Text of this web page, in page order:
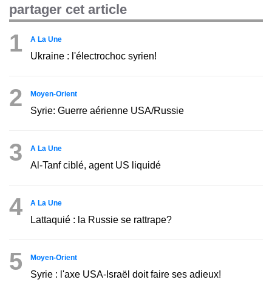
partager cet article
1 A La Une
Ukraine : l'électrochoc syrien!
2 Moyen-Orient
Syrie: Guerre aérienne USA/Russie
3 A La Une
Al-Tanf ciblé, agent US liquidé
4 A La Une
Lattaquié : la Russie se rattrape?
5 Moyen-Orient
Syrie : l'axe USA-Israël doit faire ses adieux!